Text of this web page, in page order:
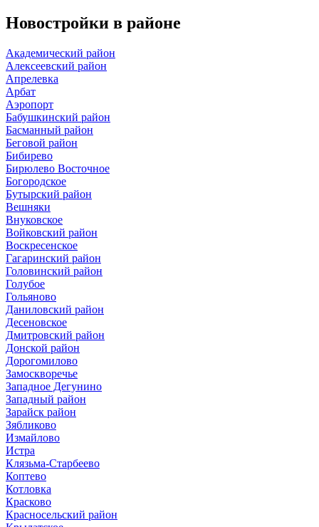
Новостройки в районе
Академический район
Алексеевский район
Апрелевка
Арбат
Аэропорт
Бабушкинский район
Басманный район
Беговой район
Бибирево
Бирюлево Восточное
Богородское
Бутырский район
Вешняки
Внуковское
Войковский район
Воскресенское
Гагаринский район
Головинский район
Голубое
Гольяново
Даниловский район
Десеновское
Дмитровский район
Донской район
Дорогомилово
Замоскворечье
Западное Дегунино
Западный район
Зарайск район
Зябликово
Измайлово
Истра
Клязьма-Старбеево
Коптево
Котловка
Красково
Красносельский район